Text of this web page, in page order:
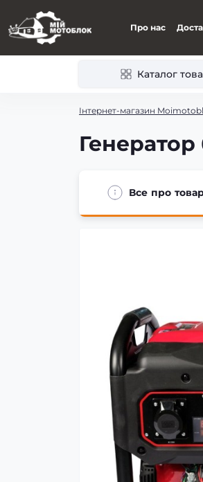
Про нас
Каталог
Інтернет-магазин
Все про